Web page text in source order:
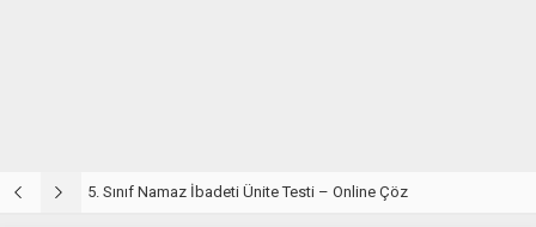
5. Sınıf Namaz İbadeti Ünite Testi – Online Çöz